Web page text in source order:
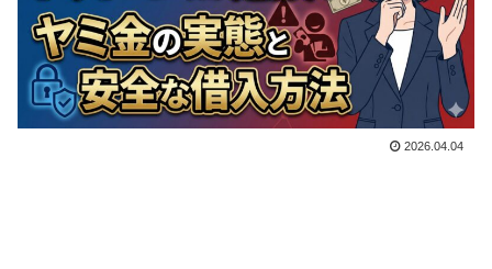
2026.04.04